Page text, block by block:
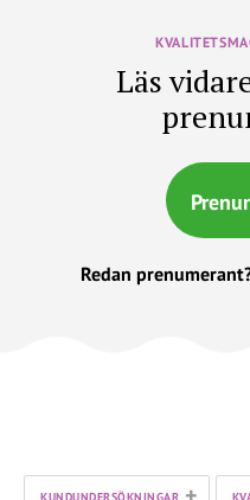
Läs
Redan